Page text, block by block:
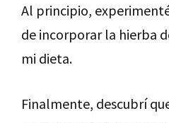
Al principio,
de incorporar la hierba
mi dieta.
Finalmente, descubrí